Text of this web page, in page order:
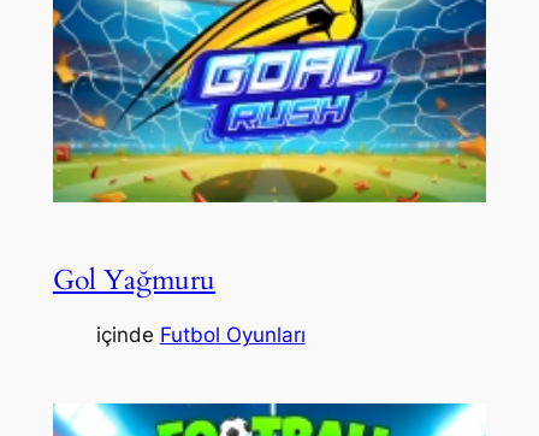
Gol Yağmuru
içinde Futbol Oyunları